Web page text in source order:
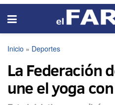
Inicio » Deportes
La Federación
une el yoga